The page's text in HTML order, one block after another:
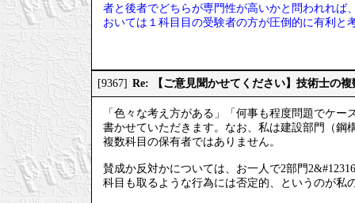
者と後者でどちらが専門性が高いかと問われれ
おいては１科目目の受験者の方が圧倒的に有利と
[9367] Re: 【ご意見聞かせてください】技術士の
「色々な考え方がある」「何事も程度問題でケ
書かせていただきます。なお、私は建設部門（鋼
複数科目の保有者ではありません。
賛成か反対かについては、お一人で2部門
科目も取るような行為には否定的、というのが私